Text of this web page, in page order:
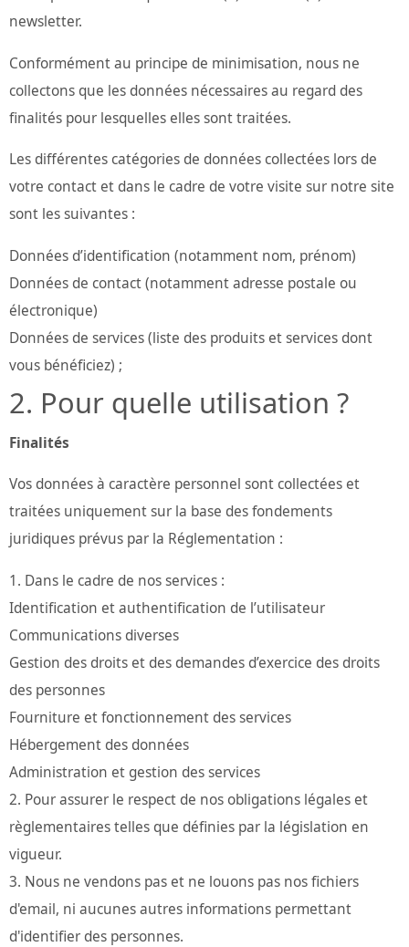
newsletter.
Conformément au principe de minimisation, nous ne
collectons que les données nécessaires au regard des
finalités pour lesquelles elles sont traitées.
Les différentes catégories de données collectées lors de
votre contact et dans le cadre de votre visite sur notre site
sont les suivantes :
Données d’identification (notamment nom, prénom)
Données de contact (notamment adresse postale ou
électronique)
Données de services (liste des produits et services dont
vous bénéficiez) ;
Pour quelle utilisation ?
Finalités
Vos données à caractère personnel sont collectées et
traitées uniquement sur la base des fondements
juridiques prévus par la Réglementation :
Dans le cadre de nos services :
Identification et authentification de l’utilisateur
Communications diverses
Gestion des droits et des demandes d’exercice des droits
des personnes
Fourniture et fonctionnement des services
Hébergement des données
Administration et gestion des services
Pour assurer le respect de nos obligations légales et
règlementaires telles que définies par la législation en
vigueur.
Nous ne vendons pas et ne louons pas nos fichiers
d'email, ni aucunes autres informations permettant
d'identifier des personnes.